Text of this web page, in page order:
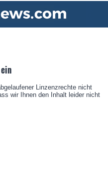
Linzenzrechte nicht
wir Ihnen den Inhalt leider nicht